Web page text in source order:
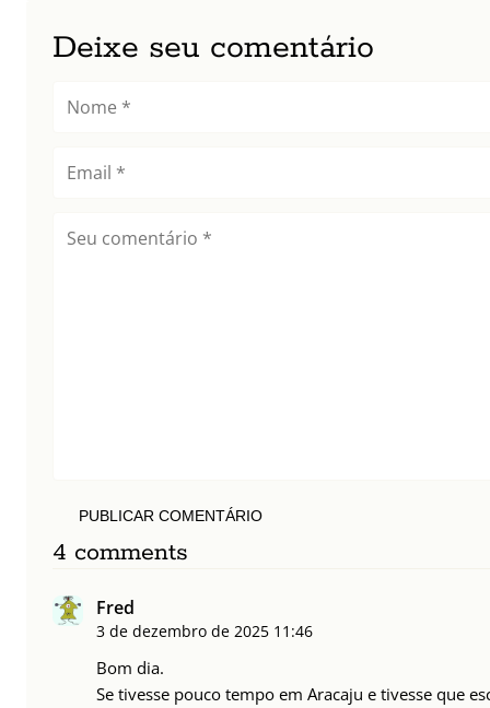
Deixe seu comentário
PUBLICAR COMENTÁRIO
4 comments
Fred
3 de dezembro de 2025 11:46
Bom dia.
Se tivesse pouco tempo em Aracaju e tivesse que